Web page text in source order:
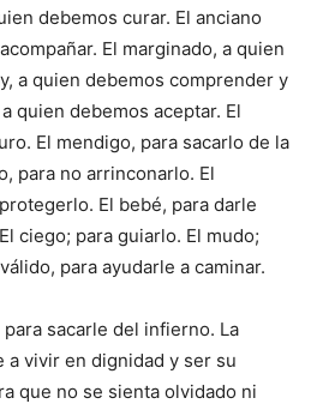
debemos curar. El anciano
El marginado, a quien
a quien debemos comprender y
quien debemos aceptar. El
El mendigo, para sacarlo de la
para no arrinconarlo. El
El bebé, para darle
ciego; para guiarlo. El mudo;
para ayudarle a caminar.
sacarle del infierno. La
a vivir en dignidad y ser su
que no se sienta olvidado ni